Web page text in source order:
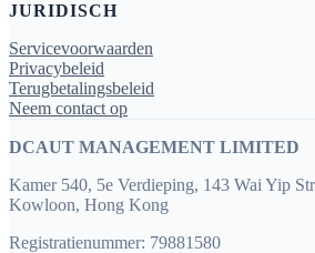
JURIDISCH
Servicevoorwaarden
Privacybeleid
Terugbetalingsbeleid
Neem contact op
DCAUT MANAGEMENT LIMITED
Kamer 540, 5e Verdieping, 143 Wai Yip
Kowloon, Hong Kong
Registratienummer: 79881580